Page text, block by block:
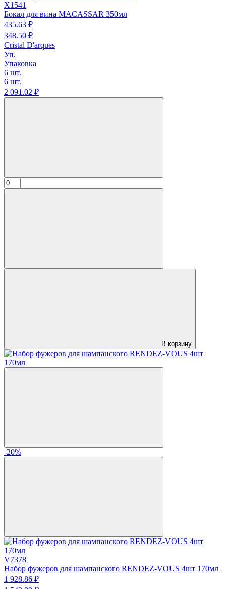
X1541
Бокал для вина MACASSAR 350мл
435.63 ₽
348.50 ₽
Cristal D'arques
Уп.
Упаковка
6 шт.
6 шт.
2 091.02 ₽
В корзину
-20%
V7378
Набор фужеров для шампанского RENDEZ-VOUS 4шт 170мл
1 928.86 ₽